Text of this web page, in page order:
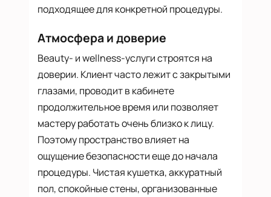
подходящее для конкретной процедуры.
Атмосфера и доверие
Beauty- и wellness-услуги строятся на
доверии. Клиент часто лежит с закрытыми
глазами, проводит в кабинете
продолжительное время или позволяет
мастеру работать очень близко к лицу.
Поэтому пространство влияет на
ощущение безопасности еще до начала
процедуры. Чистая кушетка, аккуратный
пол, спокойные стены, организованные